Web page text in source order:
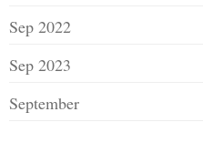
Sep 2022
Sep 2023
September